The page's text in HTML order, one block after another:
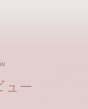
ュー
の